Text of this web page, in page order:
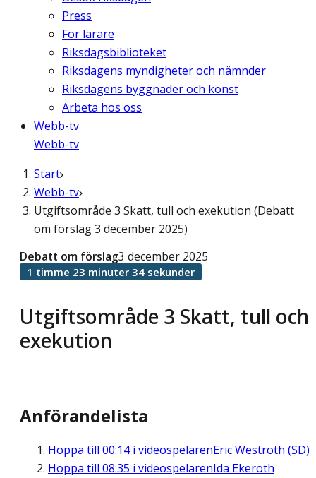
Press
För lärare
Riksdagsbiblioteket
Riksdagens myndigheter och nämnder
Riksdagens byggnader och konst
Arbeta hos oss
Webb-tv
Webb-tv
Start
Webb-tv
Utgiftsområde 3 Skatt, tull och exekution (Debatt
om förslag 3 december 2025)
Utgiftsområde 3 Skatt, tull och
exekution
Debatt om förslag3 december 2025
1 timme 23 minuter 34 sekunder
Anförandelista
Hoppa till 00:14i videospelarenEric Westroth (SD)
Hoppa till 08:35 i videospelarenIda Ekeroth